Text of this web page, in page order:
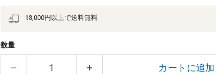
13,000円以上で送料無料
数量
カートに追加